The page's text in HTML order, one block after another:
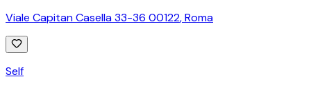
Viale Capitan Casella 33-36 00122,Roma
Self